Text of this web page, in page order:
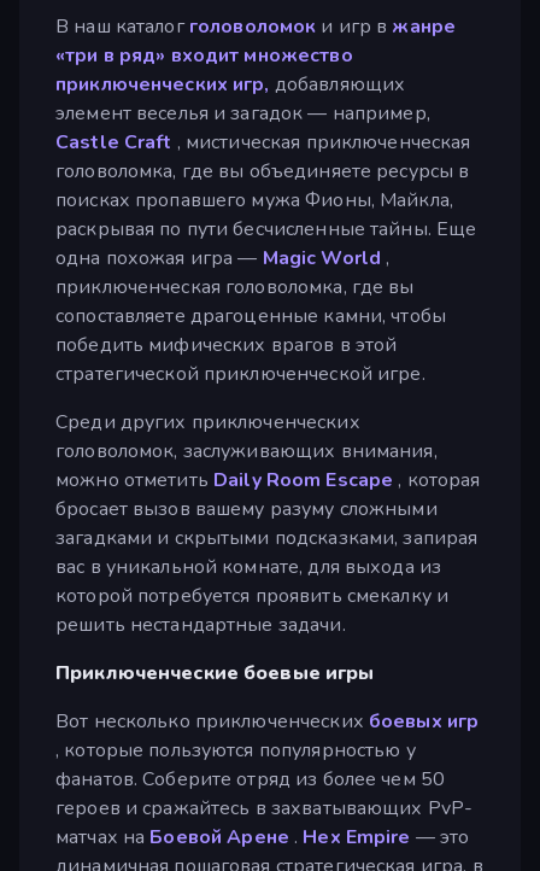
В наш каталогголоволомок и игр в жанре
«три в ряд» входит множество
приключенческих игр, добавляющих
элемент веселья и загадок — например,
Castle Craft , мистическая приключенческая
головоломка, где вы объединяете ресурсы в
поисках пропавшего мужа Фионы, Майкла,
раскрывая по пути бесчисленные тайны. Еще
одна похожая игра — Magic World ,
приключенческая головоломка, где вы
сопоставляете драгоценные камни, чтобы
победить мифических врагов в этой
стратегической приключенческой игре.
Среди других приключенческих
головоломок, заслуживающих внимания,
можно отметить Daily Room Escape , которая
бросает вызов вашему разуму сложными
загадками и скрытыми подсказками, запирая
вас в уникальной комнате, для выхода из
которой потребуется проявить смекалку и
решить нестандартные задачи.
Приключенческие боевые игры
Вот несколько приключенческих боевых игр
, которые пользуются популярностью у
фанатов. Соберите отряд из более чем 50
героев и сражайтесь в захватывающих PvP-
матчах на Боевой Арене . Hex Empire — это